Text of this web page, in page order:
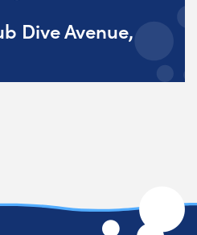
Dive Avenue,